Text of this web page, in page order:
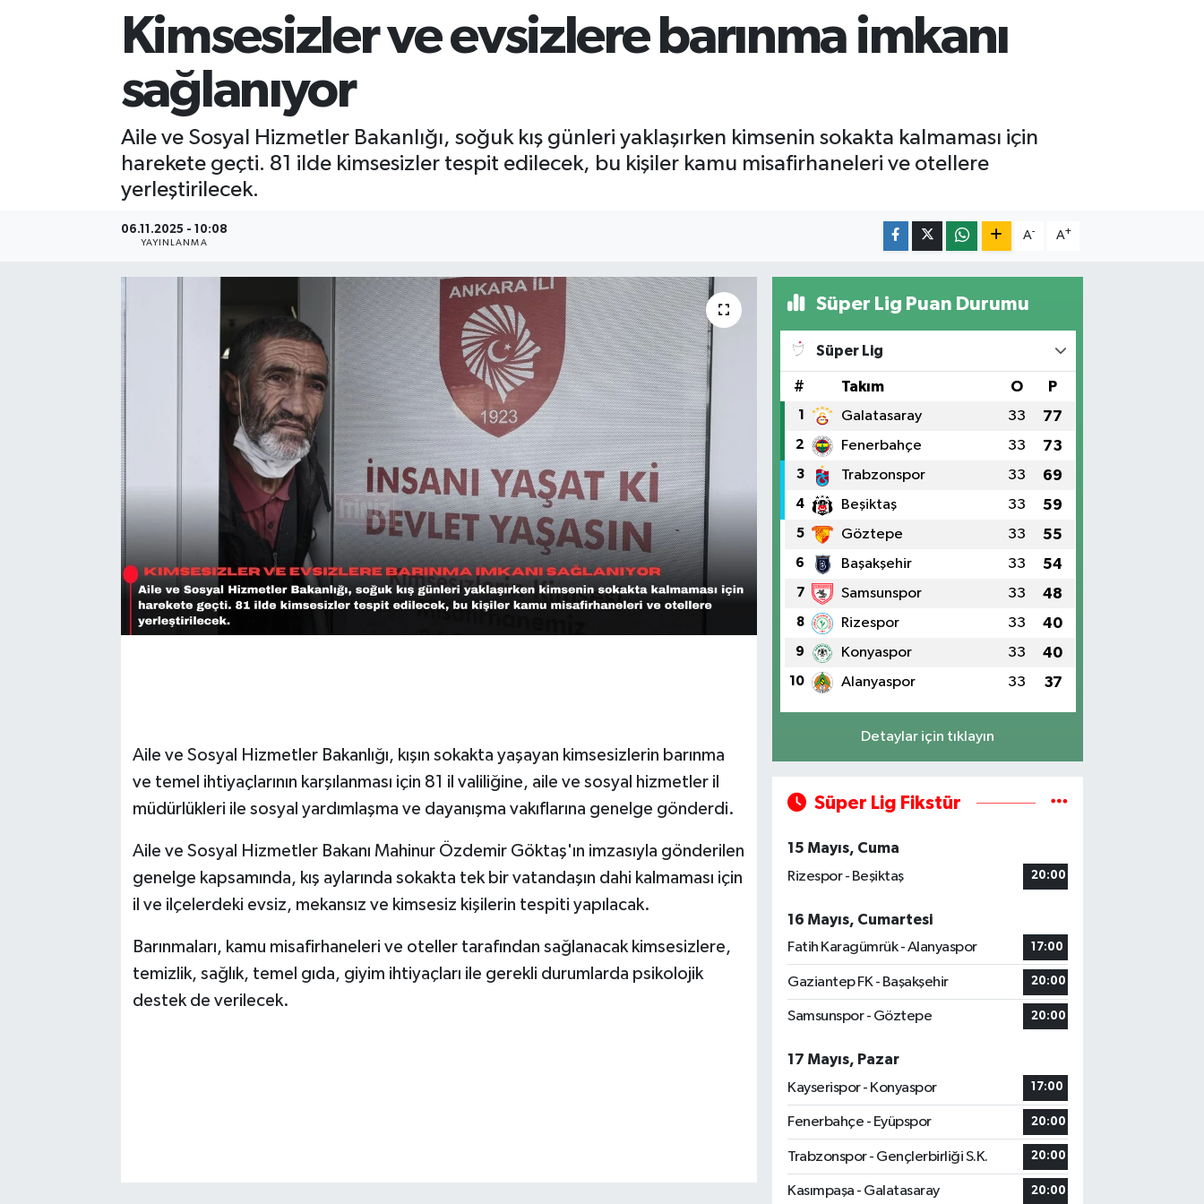
Kimsesizler ve evsizlere barınma imkanı
sağlanıyor
Aile ve Sosyal Hizmetler Bakanlığı, soğuk kış günleri yaklaşırken kimsenin sokakta kalmaması için
harekete geçti. 81 ilde kimsesizler tespit edilecek, bu kişiler kamu misafirhaneleri ve otellere
yerleştirilecek.
06.11.2025 - 10:08
YAYINLANMA
A- A+
Aile ve Sosyal Hizmetler Bakanlığı, kışın sokakta yaşayan kimsesizlerin barınma
ve temel ihtiyaçlarının karşılanması için 81 il valiliğine, aile ve sosyal hizmetler il
müdürlükleri ile sosyal yardımlaşma ve dayanışma vakıflarına genelge gönderdi.
Aile ve Sosyal Hizmetler Bakanı Mahinur Özdemir Göktaş'ın imzasıyla gönderilen
genelge kapsamında, kış aylarında sokakta tek bir vatandaşın dahi kalmaması için
il ve ilçelerdeki evsiz, mekansız ve kimsesiz kişilerin tespiti yapılacak.
Barınmaları, kamu misafirhaneleri ve oteller tarafından sağlanacak kimsesizlere,
temizlik, sağlık, temel gıda, giyim ihtiyaçları ile gerekli durumlarda psikolojik
destek de verilecek.
Süper Lig Puan Durumu
Süper Lig
# Takım O P
1 Galatasaray 33 77
2 Fenerbahçe 33 73
3 Trabzonspor 33 69
4 Beşiktaş 33 59
5 Göztepe 33 55
6 Başakşehir 33 54
7 Samsunspor 33 48
8 Rizespor 33 40
9 Konyaspor 33 40
10 Alanyaspor 33 37
Detaylar için tıklayın
Süper Lig Fikstür
15 Mayıs, Cuma
Rizespor - Beşiktaş
20:00
16 Mayıs, Cumartesi
Fatih Karagümrük - Alanyaspor
17:00
Gaziantep FK - Başakşehir 20:00
Samsunspor - Göztepe 20:00
17 Mayıs, Pazar
Kayserispor - Konyaspor
17:00
Fenerbahçe - Eyüpspor 20:00
Trabzonspor - Gençlerbirliği S.K. 20:00
Kasımpaşa - Galatasaray 20:00